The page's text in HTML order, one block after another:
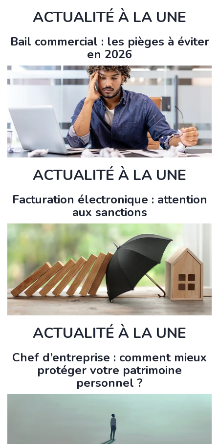
ACTUALITÉ À LA UNE
Bail commercial : les pièges à éviter
en 2026
ACTUALITÉ À LA UNE
Facturation électronique : attention
aux sanctions
ACTUALITÉ À LA UNE
Chef d’entreprise : comment mieux
protéger votre patrimoine
personnel ?